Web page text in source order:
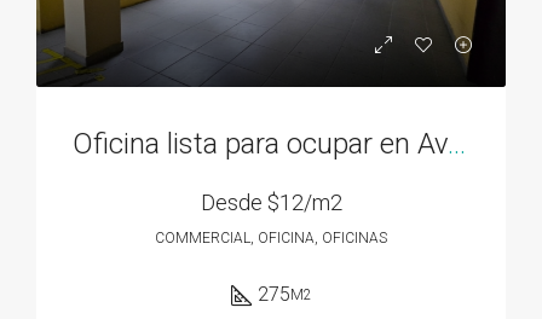
Oficina lista para ocupar en Av. 12 de Octubre – 275M2
Desde $12/m2
COMMERCIAL, OFICINA, OFICINAS
275M2